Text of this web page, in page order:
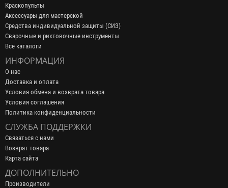
Краскопульты
Аксессуары для мастерской
Средства индивидуальной защиты (СИЗ)
Сварочные и рихтовочные инструменты
Все каталоги
ИНФОРМАЦИЯ
О нас
Доставка и оплата
Условия обмена и возврата товара
Условия соглашения
Политика конфиденциальности
СЛУЖБА ПОДДЕРЖКИ
Связаться с нами
Возврат товара
Карта сайта
ДОПОЛНИТЕЛЬНО
Производители